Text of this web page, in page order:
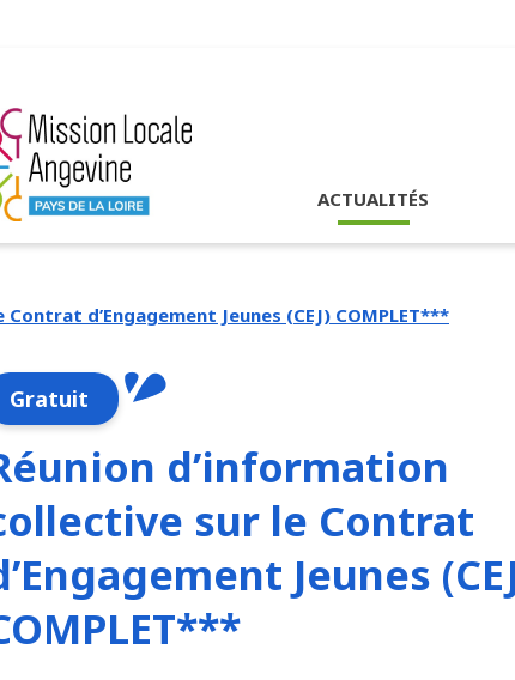
ACTUALITÉS
d’Engagement Jeunes (CEJ) COMPLET***
Gratuit
d’information
sur le Contrat
Jeunes